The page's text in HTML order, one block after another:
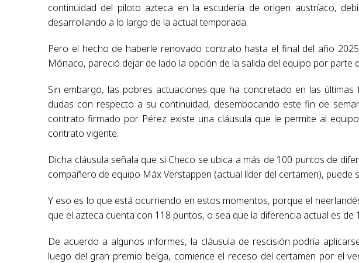
continuidad del piloto azteca en la escudería de origen austríaco,
desarrollando a lo largo de la actual temporada.
Pero el hecho de haberle renovado contrato hasta el final del año
Mónaco, pareció dejar de lado la opción de la salida del equipo por parte
Sin embargo, las pobres actuaciones que ha concretado en las
dudas con respecto a su continuidad, desembocando este fin de
contrato firmado por Pérez existe una cláusula que le permite al
contrato vigente.
Dicha cláusula señala que si Checo se ubica a más de 100 puntos de
compañero de equipo Máx Verstappen (actual líder del certamen), puede
Y eso es lo que está ocurriendo en estos momentos, porque el
que el azteca cuenta con 118 puntos, o sea que la diferencia actual es de
De acuerdo a algunos informes, la cláusula de rescisión podría
luego del gran premio belga, comience el receso del certamen por el